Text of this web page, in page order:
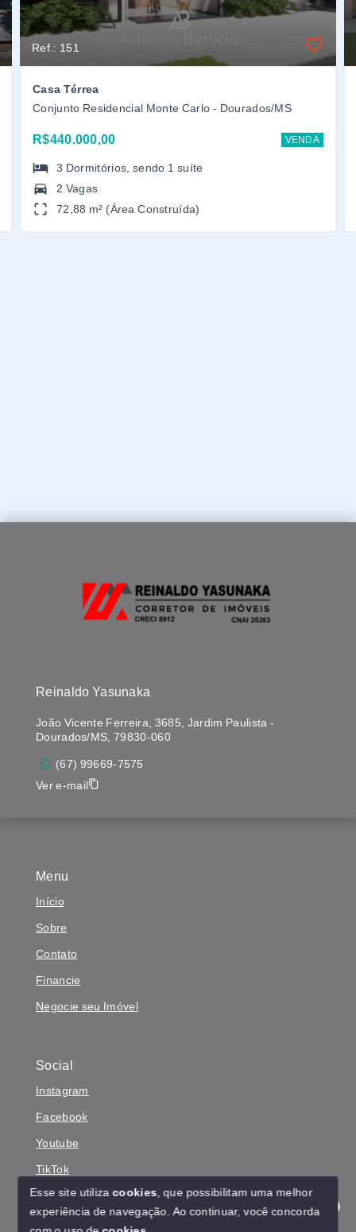
Ref.: 151
Casa Térrea
Conjunto Residencial Monte Carlo - Dourados/MS
R$440.000,00 VENDA
3 Dormitórios , sendo 1 suíte
2 Vagas
72,88 m² (Área Construída)
Olá! Estamos disponíveis para te ajudar.
Menu
Início
Sobre
Contato
Financie
Negocie seu Imóvel
Social
Instagram
Facebook
Youtube
TikTok
Reinaldo Yasunaka
João Vicente Ferreira, 3685, Jardim Paulista -
Dourados/MS, 79830-060
(67) 99669-7575
Ver e-mail
Esse site utilizacookies , que possibilitam uma melhor
experiência de navegação. Ao continuar, você concorda